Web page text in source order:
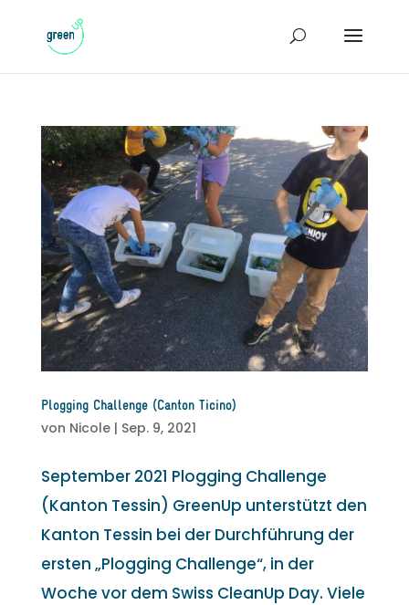
Plogging Challenge (Canton Ticino)
von Nicole| Sep. 9, 2021
September 2021 Plogging Challenge
(Kanton Tessin) GreenUp unterstützt den
Kanton Tessin bei der Durchführung der
ersten „Plogging Challenge“, in der
Woche vor dem Swiss CleanUp Day. Viele